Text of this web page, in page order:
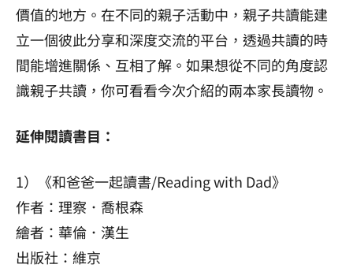
價值的地方。在不同的親子活動中，親子共讀能建
立一個彼此分享和深度交流的平台，透過共讀的時
間能增進關係、互相了解。如果想從不同的角度認
識親子共讀，你可看看今次介紹的兩本家長讀物。
延伸閱讀書目：
1）《和爸爸一起讀書/Reading with Dad》
作者：理察．喬根森
繪者：華倫．漢生
出版社：維京